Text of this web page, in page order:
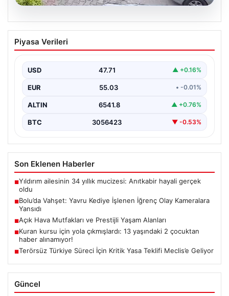
Bolu’da Vahşet: Yavru Kediye İşlenen
İğrenç Olay Kameralara Yansıdı
günlerde meydana gelen korkutucu olay, bölgedeki
sakinleri derinden sarstı. Elektrikli…
Piyasa Verileri
USD 47.71 ▲ +0.16%
EUR 55.03 • -0.01%
ALTIN 6541.8 ▲ +0.76%
BTC 3056423 ▼ -0.53%
Son Eklenen Haberler
■Yıldırım ailesinin 34 yıllık mucizesi: Anıtkabir hayali gerçek
oldu
■Bolu’da Vahşet: Yavru Kediye İşlenen İğrenç Olay Kameralara
Yansıdı
■Açık Hava Mutfakları ve Prestijli Yaşam Alanları
■Kuran kursu için yola çıkmışlardı: 13 yaşındaki 2 çocuktan
haber alınamıyor!
■Terörsüz Türkiye Süreci İçin Kritik Yasa Teklifi Meclis’e Geliyor
Güncel